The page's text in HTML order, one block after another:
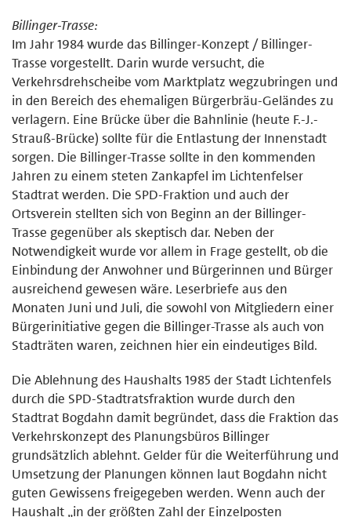
Billinger-Trasse:
Im Jahr 1984 wurde das Billinger-Konzept / Billinger-
Trasse vorgestellt. Darin wurde versucht, die
Verkehrsdrehscheibe vom Marktplatz wegzubringen und
in den Bereich des ehemaligen Bürgerbräu-Geländes zu
verlagern. Eine Brücke über die Bahnlinie (heute F.-J.-
Strauß-Brücke) sollte für die Entlastung der Innenstadt
sorgen. Die Billinger-Trasse sollte in den kommenden
Jahren zu einem steten Zankapfel im Lichtenfelser
Stadtrat werden. Die SPD-Fraktion und auch der
Ortsverein stellten sich von Beginn an der Billinger-
Trasse gegenüber als skeptisch dar. Neben der
Notwendigkeit wurde vor allem in Frage gestellt, ob die
Einbindung der Anwohner und Bürgerinnen und Bürger
ausreichend gewesen wäre. Leserbriefe aus den
Monaten Juni und Juli, die sowohl von Mitgliedern einer
Bürgerinitiative gegen die Billinger-Trasse als auch von
Stadträten waren, zeichnen hier ein eindeutiges Bild.
Die Ablehnung des Haushalts 1985 der Stadt Lichtenfels
durch die SPD-Stadtratsfraktion wurde durch den
Stadtrat Bogdahn damit begründet, dass die Fraktion das
Verkehrskonzept des Planungsbüros Billinger
grundsätzlich ablehnt. Gelder für die Weiterführung und
Umsetzung der Planungen können laut Bogdahn nicht
guten Gewissens freigegeben werden. Wenn auch der
Haushalt „in der größten Zahl der Einzelposten